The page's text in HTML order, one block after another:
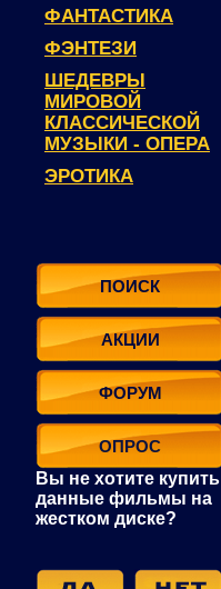
ФАНТАСТИКА
ФЭНТЕЗИ
ШЕДЕВРЫ
МИРОВОЙ
КЛАССИЧЕСКОЙ
МУЗЫКИ - ОПЕРА
ЭРОТИКА
ПОИСК
АКЦИИ
ФОРУМ
ОПРОС
Вы не хотите купить
данные фильмы на
жестком диске?